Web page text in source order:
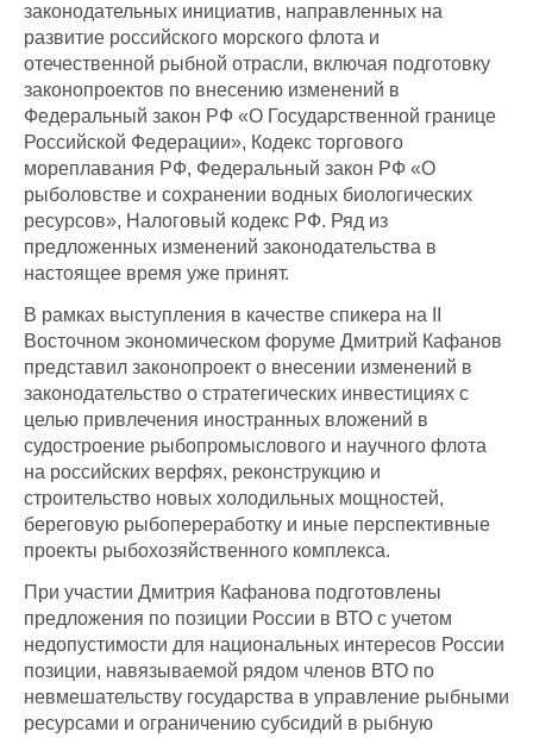
законодательных инициатив, направленных на
развитие российского морского флота и
отечественной рыбной отрасли, включая подготовку
законопроектов по внесению изменений в
Федеральный закон РФ «О Государственной границе
Российской Федерации», Кодекс торгового
мореплавания РФ, Федеральный закон РФ «О
рыболовстве и сохранении водных биологических
ресурсов», Налоговый кодекс РФ. Ряд из
предложенных изменений законодательства в
настоящее время уже принят.
В рамках выступления в качестве спикера на II
Восточном экономическом форуме Дмитрий Кафанов
представил законопроект о внесении изменений в
законодательство о стратегических инвестициях с
целью привлечения иностранных вложений в
судостроение рыбопромыслового и научного флота
на российских верфях, реконструкцию и
строительство новых холодильных мощностей,
береговую рыбопереработку и иные перспективные
проекты рыбохозяйственного комплекса.
При участии Дмитрия Кафанова подготовлены
предложения по позиции России в ВТО с учетом
недопустимости для национальных интересов России
позиции, навязываемой рядом членов ВТО по
невмешательству государства в управление рыбными
ресурсами и ограничению субсидий в рыбную